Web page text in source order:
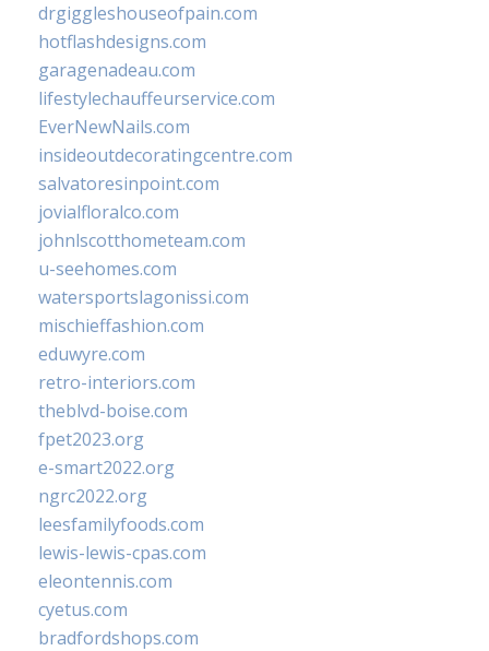
drgiggleshouseofpain.com
hotflashdesigns.com
garagenadeau.com
lifestylechauffeurservice.com
EverNewNails.com
insideoutdecoratingcentre.com
salvatoresinpoint.com
jovialfloralco.com
johnlscotthometeam.com
u-seehomes.com
watersportslagonissi.com
mischieffashion.com
eduwyre.com
retro-interiors.com
theblvd-boise.com
fpet2023.org
e-smart2022.org
ngrc2022.org
leesfamilyfoods.com
lewis-lewis-cpas.com
eleontennis.com
cyetus.com
bradfordshops.com